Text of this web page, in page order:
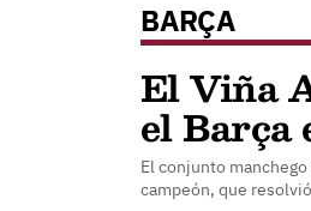
BARÇA
El Viña
el Barça
El conjunto
campeón, que